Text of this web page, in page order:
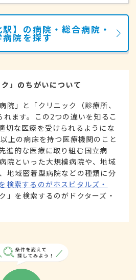
駅】の病院・総合病院・
病院を探す
」のちがいについて
院」と「クリニック（診療所、
ます。この2つの違いを知るこ
切な医療を受けられるようにな
上の病床を持つ医療機関のこと
進的な医療に取り組む国立病
院といった大規模病院や、地域
地域密着型病院などの種類に分
検索するのがホスピタルズ・
」を検索するのがドクターズ・